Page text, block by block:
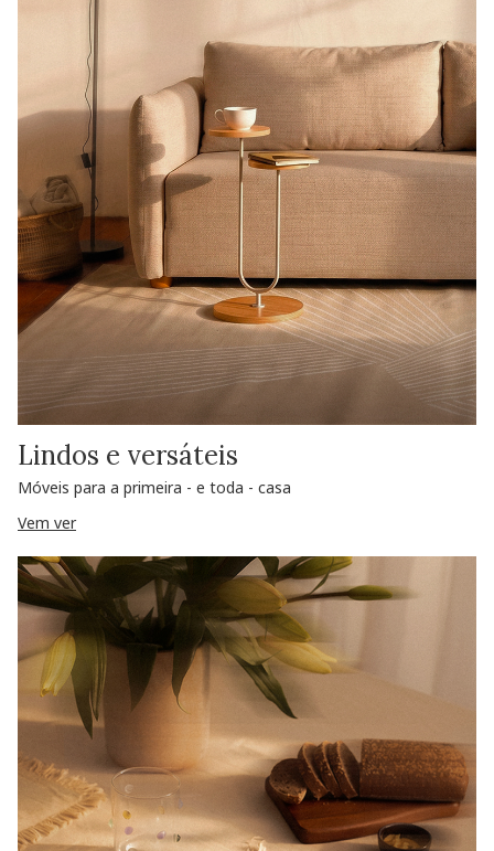
Lindos e versáteis
Móveis para a primeira - e toda - casa
Vem ver